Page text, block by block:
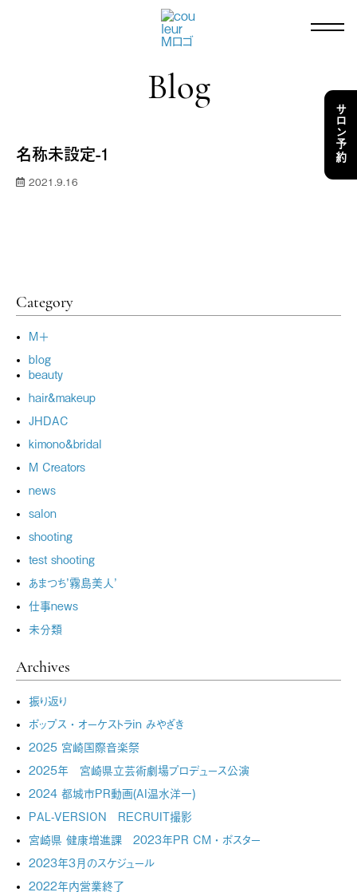
サロン予約
Blog
名称未設定-1
2021.9.16
Category
M＋
blog
beauty
hair&makeup
JHDAC
kimono&bridal
M Creators
news
salon
shooting
test shooting
あまつち’霧島美人’
仕事news
未分類
Archives
振り返り
ポップス・オーケストラin みやざき
2025 宮崎国際音楽祭
2025年 宮崎県立芸術劇場プロデュース公演
2024 都城市PR動画(AI温水洋一)
PAL-VERSION RECRUIT撮影
宮崎県 健康増進課 2023年PR CM・ポスター
2023年3月のスケジュール
2022年内営業終了